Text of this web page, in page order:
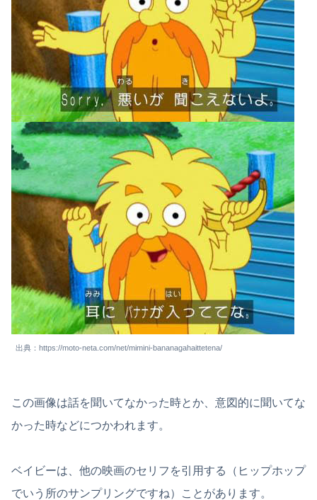
出典：https://moto-neta.com/net/mimini-bananagahaittetena/
この画像は話を聞いてなかった時とか、意図的に聞いてな
かった時などにつかわれます。
ベイビーは、他の映画のセリフを引用する（ヒップホップ
でいう所のサンプリングですね）ことがあります。